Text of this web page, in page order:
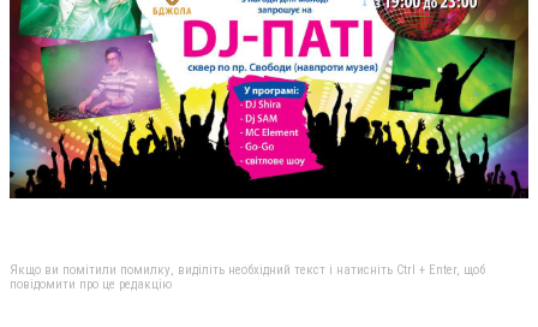
Якщо ви помітили помилку, виділіть необхідний текст і натисніть Ctrl + Enter, щоб
повідомити про це редакцію